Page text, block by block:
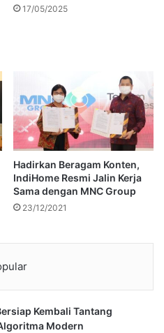
17/05/2025
Hadirkan Beragam Konten,
IndiHome Resmi Jalin Kerja
Sama dengan MNC Group
23/12/2021
Kembali Tantang
Modern